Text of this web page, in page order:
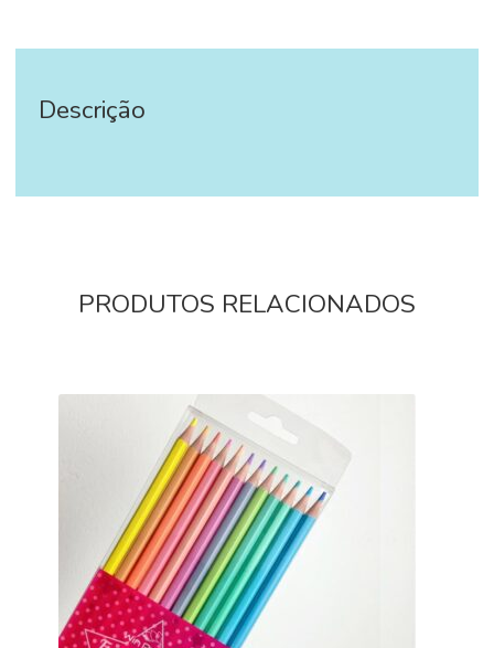
Descrição
PRODUTOS RELACIONADOS